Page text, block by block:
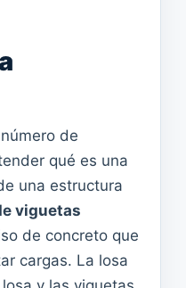
de
qué es una
una estructura
viguetas
de concreto que
cargas. La losa